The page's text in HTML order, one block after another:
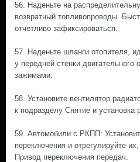
56. Наденьте на
возвратный топливопроводы.
отчетливо зафиксироваться.
57. Наденьте шланги отопителя,
у передней стенки двигательного
зажимами.
58. Установите вентилятор
к подразделу Снятие и установка
59. Автомобили с РКПП:
переключения и отрегулируйте
Привод переключения передач.